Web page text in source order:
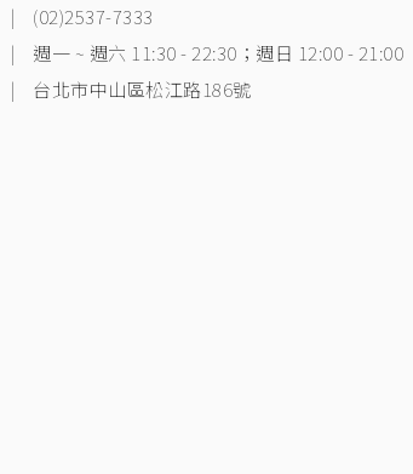
|
(02)2537-7333
|
週一 ~ 週六 11:30 - 22:30；週日 12:00 - 21:00
| 台北市中山區松江路186號